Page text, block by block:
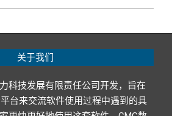
关于我们
科技发展有限责任公司开发，旨在
台来交流软件使用过程中遇到的具